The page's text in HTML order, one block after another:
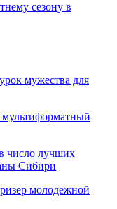
сезону в
мужества для
мультиформатный
число лучших
Сибири
молодежной